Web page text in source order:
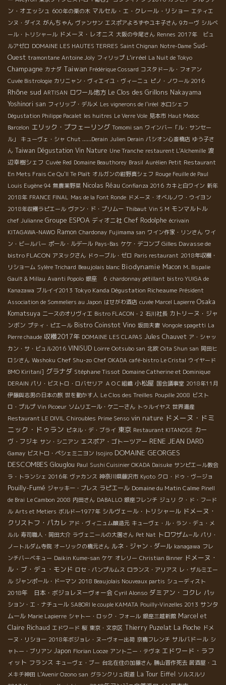
ン・オエッシュ 600年の栗の木 マルセル・エ・クレール・リショー エティエ
ンヌ・ダイス がんちゃん ヴァンサン エスポアよろずやユキ子さん 9カーヴ シルベ
ール・トリシャール ドメーヌ・レオニス 大阪の今尾さん Rennes 2017年 ビュ
ルアゼロ DOMAINE LES HAUTES TERRES Saint Chignan Notre-Dame Sud-
Ouest tramontane Antoine Joly フィリップ L'irréel La Nuit de Tokyo
Champagne カナダ Taiwan Frédérique Cossard コスタドール・フォアン
Cuvée Bistrologie カリニャン・ヴィエイユ・ヴィーニュ ピノ・ノワール 2016
Rhône sud ARTISAN ロワール地方 Le Clos des Grillons Nakayama
Yoshinori san フィリップ・デルメ Les vignerons de l'iréel 水口シェフ
Dégustation Philippe Pacalet les huitres Le Verre Vole 見本市 Haut Medoc
Barcelon エリック・プフェーリング Tomomi san ワインバー「ル・サンセー
ル」
キューヴェ・シャ Chut ......Derain Julien Derain パシオン心斎橋店 ゆう子さ
ん Taiwan Dégustation Vin Nature Une Tranche restaurent L'Alchemille 渡
辺幸樹シェフ Cuvée Red Domaine Beauthorey Brasil Aurélien Petit Restaurant
En Mets Frais Ce Qu'Il Te Plaît オルガンの紺野真シェフ Rouge Feuille de Paul
Louis Eugène 94 無農薬野菜 Nicolas Réau Confianza 2016 カキと白ワイン 新年
2018年 FRANCE FINAL Mas de la Font Ronde ドメーヌ・オベルノワ・ウイヨン
2018年収穫ラピエール ヴァン・ド・プリムー Thibaut Vin S M モンマルトル
chef Julianne Groupe ESPOA ディオニ社 Chef Rodolphe écrivain
KITAGAWA-NAWO Ramon Chardonay Fujimama san ワイン作家・リンさん ワイ
ン・ビールバー ポール・ルデール Pays-Bas ケケ・デコンブ Gilles Davasse de
bistro FLACON アヌックさん ドゥーブル・ゼロ Paris restaurant 2018年収穫・
リショーム Sylère Trichard Beaujolais blanc Biodynamie Macon M. Bispalie
Gault & Millau Avanti Popolo 銀座 ６ chardonnay pétillant bistro YUIGA de
Kanazawa ブルイイ2013 Tokyo Kanda Dégustation Richeaume Président
Association de Sommeliers au Japon はせがわ酒店 cuvée Marcel Lapierre Osaka
Komatsuya ニースのオリヴィエ Bistro FLACON - 2 石川社長 カトリーヌ・ジャ
ンボン プティ・ピエール Bistro Coinstot Vino 坂田夫妻 Vongole spagetti La
Pierre chaude 収穫2017年 DOMAINE LES CLAPAS Jules Chauvet ア・シャッ
カン・サ・ビュル2016 VINISUD Loirre Ootsubo san 北欧 Oita Shun san 岡田ヒ
ロシさん Washoku Chef Shu-zo Chef OKADA café-bistro Le Cristal ウイヤード
BMO Kiritani] グラナダ Stéphane Tissot Domaine Catherine et Dominique
DERAIN パリ・ビストロ・ロバセリア ＡＯＣ組織 小松屋 国会議事堂 2018年11月
伊藤與志男の日本の旅 世を動かす人 Le Clos des Treilles Poupille 2008 ビスト
ロ・プルプ Vin Picoeur ソムリエール・ケニーさん トゥルイヤス 世界遺産
Restaurant LE DIVIL Chiroubles Prime Senso vin nature ドメーヌ・ドミ
ニック・ドゥラン ピネル・デ・ブライ 東京 Restaurant KITANOSE カー
ヴ・フジキ サン・シニアン エスポア・ゴトーツアー RENE JEAN DARD
Gamay ビストロ・ペシェミニヨン Isojiro DOMAINE GEORGES
DESCOMBES Glouglou Paul Sushi Cuisinier OKADA Daisuke サンピエール教会
ラ・トランシェ 2016年 ヴァカンス 神奈川県藤沢市 Kyoto クロ・ドゥ・ヴージョ
Pouilly-Fumé ジャッキー・プレス ラピエール Domaine du Matin Calme Pinell
de Brai Le Cambon 2008 内田さん DABALLO 銀座フレンチ ジュリ ク・ド・フード
ル Arts et Metiers ボルドー1977年 シルヴェール・トリシャール ドメーヌ・
クリストフ・パカレ アド・ヴィニュム醸造元 キューヴェ・ル・ラン・デュ・メ
ルル 寿司職人・岡田大介 ラヴェニールの大園さん Pet Nat トロワザム−ル パリ・
ノートルダム寺院 オーリックの橋元さん ルネ・ジャン・ダール kanagawa フレ
ンチバーベキュー Daikin Kume-san ケケ オレリー Christian Binner ドメーヌ・
ル・ブ・デュ・モンド ロセ・パンプルムス ロランス・アリアス レ・ザルミエー
ル ジャンポール・ドーマン 2018 Beaujolais Nouveaux partis シューディスト
2018年 日本・ボジョレヌーヴォー会 Cyril Alonso ダミアン・コクレ パッ
ション・エ・ナチュール SABORI le couple KAMATA Pouilly-Vinzelles 2013 サンタ
ムール Marie Lapierre シャトー・ロック・フォール 銀座三越新館 Marcel et
Claire Richaud エドワード 桜 東京・文京区 Thierry Puzelat La Pioche ドメ
ーヌ・リショー 2018年ボジョレ・ヌーヴォー出荷 京橋フレンチ サルバドール シ
ャトー・ブリアン Japon Florian Looze アントニー・テヴネ エドワード・ラフ
ィット フランス キューヴェ・ブー 台北在住の加藤さん 勝山晋作死去 居酒屋・ユ
メキチ神田 L'Avenir Ozono san グランクリュ街道 La Tour Eiffel ソルスルリ